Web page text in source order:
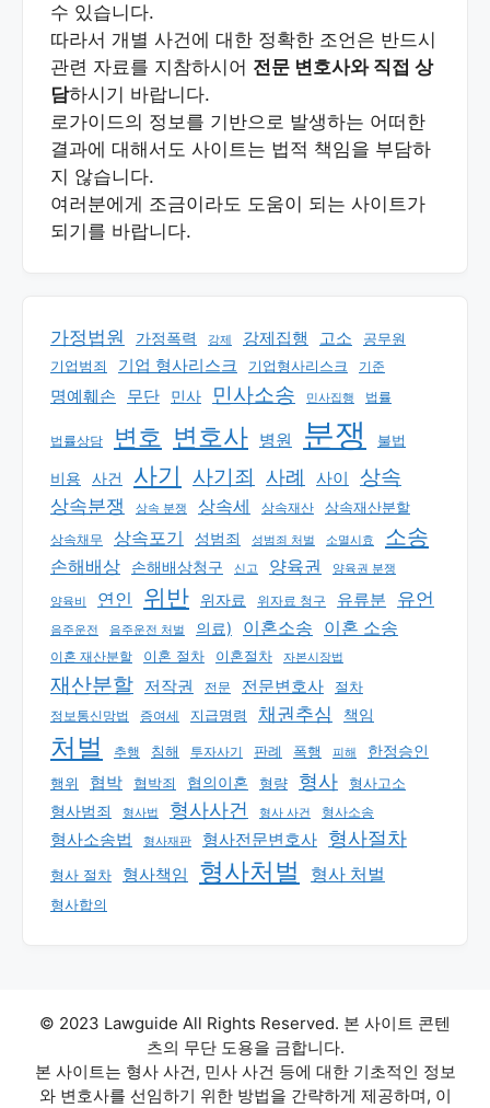
수 있습니다.
따라서 개별 사건에 대한 정확한 조언은 반드시
관련 자료를 지참하시어 전문 변호사와 직접 상
담하시기 바랍니다.
로가이드의 정보를 기반으로 발생하는 어떠한
결과에 대해서도 사이트는 법적 책임을 부담하
지 않습니다.
여러분에게 조금이라도 도움이 되는 사이트가
되기를 바랍니다.
가정법원 가정폭력 강제 강제집행 고소
공무원
기업범죄
기업 형사리스크 기업형사리스크 기준
명예훼손 무단 민사 민사소송 민사집행 법률
법률상담 변호 변호사 병원 분쟁 불법
비용 사건 사기 사기죄 사례 사이 상속
상속분쟁 상속 분쟁 상속세 상속재산 상속재산분할
상속채무 상속포기 성범죄 성범죄 처벌 소멸시효 소송
손해배상 손해배상청구 신고 양육권 양육권 분쟁
양육비 연인 위반 위자료 위자료 청구 유류분 유언
음주운전 음주운전 처벌 의료) 이혼소송 이혼 소송
이혼 재산분할 이혼 절차 이혼절차 자본시장법
재산분할 저작권 전문 전문변호사 절차
정보통신망법 증여세 지급명령 채권추심 책임
처벌 추행 침해 투자사기 판례 폭행 피해 한정승인
행위 협박 협박죄 협의이혼 형량 형사 형사고소
형사범죄 형사법 형사사건 형사 사건 형사소송
형사소송법 형사재판 형사전문변호사 형사절차
형사 절차 형사책임 형사처벌 형사 처벌
형사합의
© 2023 Lawguide All Rights Reserved. 본 사이트 콘텐
츠의 무단 도용을 금합니다.
본 사이트는 형사 사건, 민사 사건 등에 대한 기초적인 정보
와 변호사를 선임하기 위한 방법을 간략하게 제공하며, 이